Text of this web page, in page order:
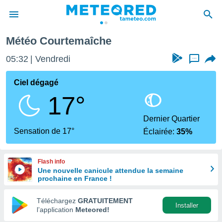
de
en
Météo Courtemaîche
05:32 Vendredi ...
Ciel dégagé
17°
Sensation de 17°
Dernier Quartier
Éclairée:35%
Flash info
Une nouvelle canicule attendue la semaine
prochaine en France !
Téléchargez GRATUITEMENT
l’application Meteored!
Installer